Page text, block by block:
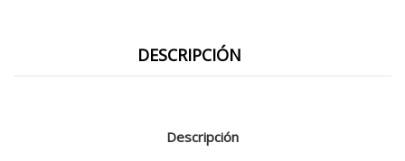
DESCRIPCIÓN
Descripción